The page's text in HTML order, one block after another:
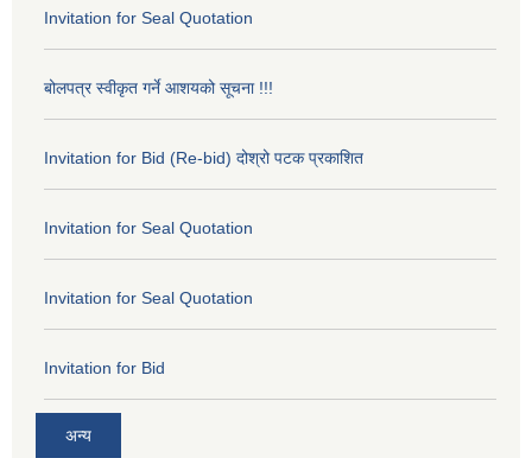
Invitation for Seal Quotation
बोलपत्र स्वीकृत गर्ने आशयको सूचना !!!
Invitation for Bid (Re-bid) दोश्रो पटक प्रकाशित
Invitation for Seal Quotation
Invitation for Seal Quotation
Invitation for Bid
अन्य